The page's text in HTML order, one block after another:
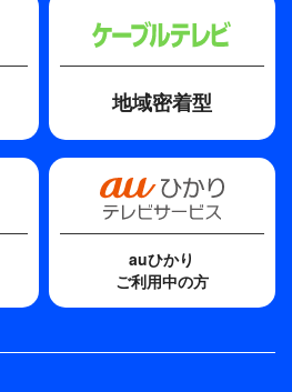
地域密着型
auひかり
ご利用中の方